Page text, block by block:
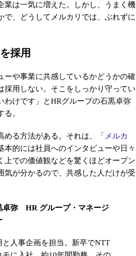
業は一気に増えた。しかし、うまく機
、どうしてメルカリでは、ぶれずに
採用
ーや事業に共感しているかどうかの確
用しない。そこをしっかり守ってい
わけです」とHRグループの石黒卓弥
。
る方法がある。それは、
「メルカ
本的には社員へのインタビューや日々
での価値観などを驚くほどオープン
気が分かるので、共感した人だけが受
卓弥 HR グループ・マネージ
と人事企画を担当。新卒でNTT